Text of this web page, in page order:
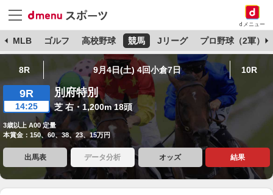
dメニュー
MLB ゴルフ 高校野球 競馬 Jリーグ プロ野球（2軍）
8R 9月4日(土) 4回小倉7日 10R
9R
14:25
別府特別
芝 右・1,200m 18頭
3歳以上 A00 定量
本賞金：150、60、38、23、15万円
出馬表 データ分析 オッズ 結果